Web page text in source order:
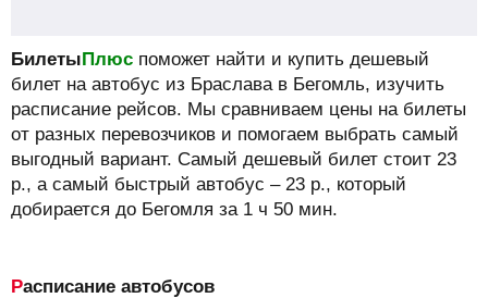
БилетыПлюс поможет найти и купить дешевый
билет на автобус из Браслава в Бегомль, изучить
расписание рейсов. Мы сравниваем цены на билеты
от разных перевозчиков и помогаем выбрать самый
выгодный вариант. Самый дешевый билет стоит 23
р., а самый быстрый автобус – 23 р., который
добирается до Бегомля за 1 ч 50 мин.
Расписание автобусов